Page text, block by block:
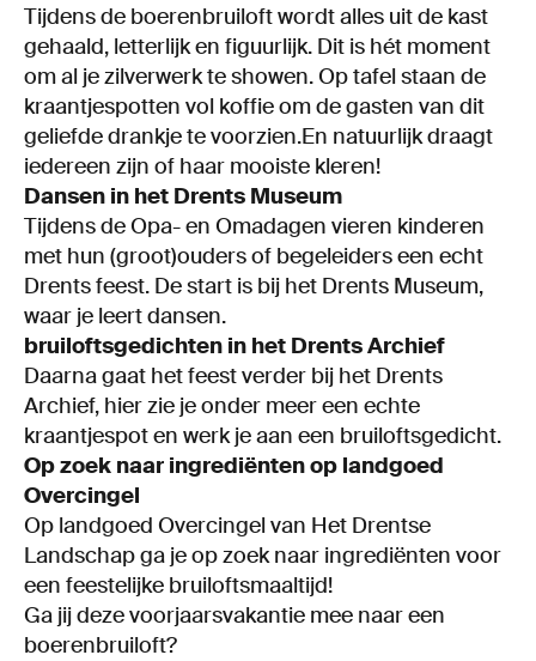
Tijdens de boerenbruiloft wordt alles uit de kast
gehaald, letterlijk en figuurlijk. Dit is hét moment
om al je zilverwerk te showen. Op tafel staan de
kraantjespotten vol koffie om de gasten van dit
geliefde drankje te voorzien.En natuurlijk draagt
iedereen zijn of haar mooiste kleren!
Dansen in het Drents Museum
Tijdens de Opa- en Omadagen vieren kinderen
met hun (groot)ouders of begeleiders een echt
Drents feest. De start is bij het Drents Museum,
waar je leert dansen.
bruiloftsgedichten in het Drents Archief
Daarna gaat het feest verder bij het Drents
Archief, hier zie je onder meer een echte
kraantjespot en werk je aan een bruiloftsgedicht.
Op zoek naar ingrediënten op landgoed
Overcingel
Op landgoed Overcingel van Het Drentse
Landschap ga je op zoek naar ingrediënten voor
een feestelijke bruiloftsmaaltijd!
Ga jij deze voorjaarsvakantie mee naar een
boerenbruiloft?